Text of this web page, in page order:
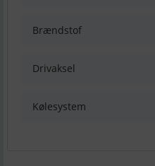
Brændstof
Drivaksel
Kølesystem